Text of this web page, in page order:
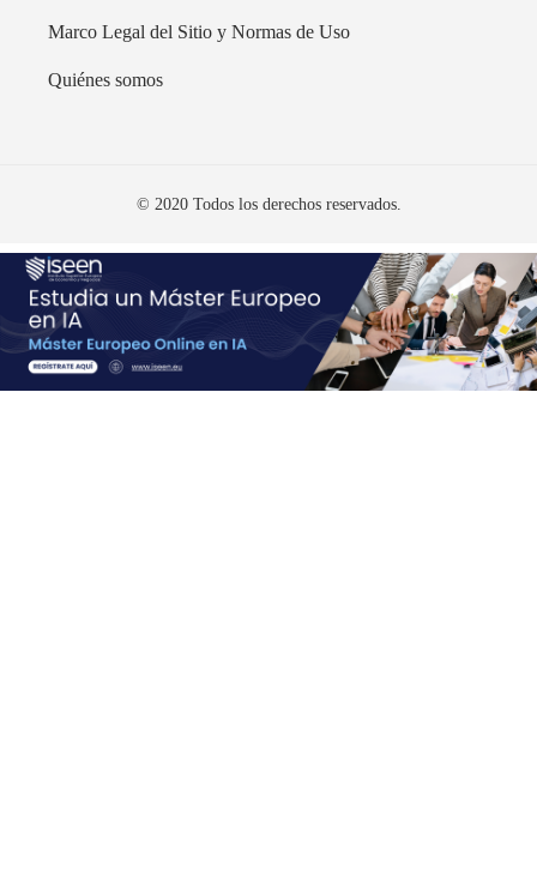
Marco Legal del Sitio y Normas de Uso
Quiénes somos
© 2020 Todos los derechos reservados.